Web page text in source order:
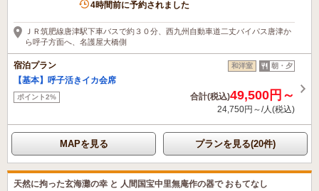
1名がこの宿を見ています
4時間前に予約されました
ＪＲ筑肥線唐津駅下車バスで約３０分、西九州自動車道二丈バイパス唐津か
ら呼子方面へ、名護屋大橋側
宿泊プラン 和洋室 朝・夕
【基本】呼子活きイカ会席
ポイント2% 合計(税込)49,500円～
24,750円～/人(税込)
MAPを見る プランを見る(20件)
天然に拘った玄海灘の幸 と 人間国宝中里無庵作の器で おもてなし